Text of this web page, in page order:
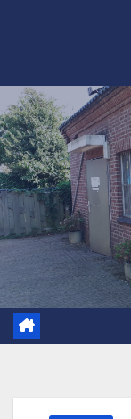
inhoud